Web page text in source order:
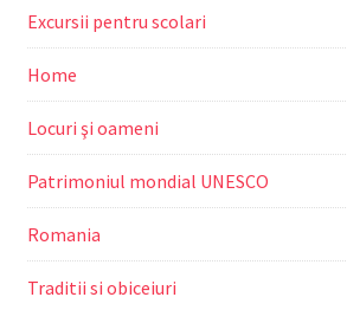
Excursii pentru scolari
Home
Locuri şi oameni
Patrimoniul mondial UNESCO
Romania
Traditii si obiceiuri